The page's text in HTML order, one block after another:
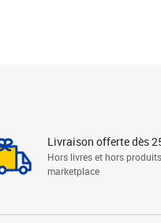
Livraison offerte dès
Hors livres et hors produits
marketplace